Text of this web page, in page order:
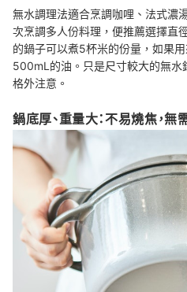
無水調理法適合烹調咖哩、法式濃
次烹調多人份料理，便推薦選擇直
的鍋子可以煮5杯米的份量，如果
500mL的油。只是尺寸較大的無水
格外注意。
鍋底厚、重量大：不易燒焦，